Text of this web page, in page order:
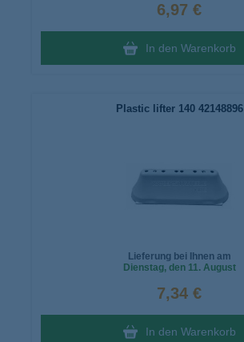
6,97 €
In den Warenkorb
Plastic lifter 140 42148896
Lieferung bei Ihnen am
Dienstag, den 11. August
7,34 €
In den Warenkorb